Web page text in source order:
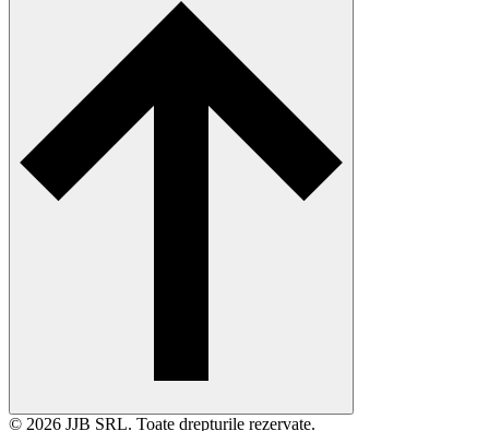
© 2026 JJB SRL. Toate drepturile rezervate.